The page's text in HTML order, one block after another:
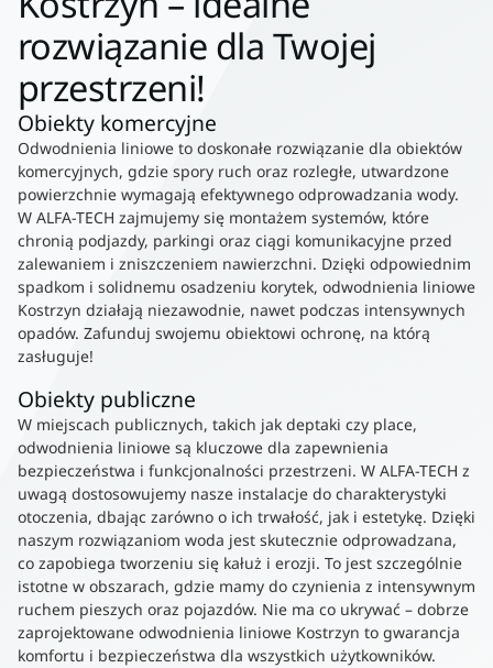
rozwiązanie dla Twojej
przestrzeni!
Obiekty komercyjne
Odwodnienia liniowe to doskonałe rozwiązanie dla obiektów
komercyjnych, gdzie spory ruch oraz rozległe, utwardzone
powierzchnie wymagają efektywnego odprowadzania wody.
W ALFA-TECH zajmujemy się montażem systemów, które
chronią podjazdy, parkingi oraz ciągi komunikacyjne przed
zalewaniem i zniszczeniem nawierzchni. Dzięki odpowiednim
spadkom i solidnemu osadzeniu korytek, odwodnienia liniowe
Kostrzyn działają niezawodnie, nawet podczas intensywnych
opadów. Zafunduj swojemu obiektowi ochronę, na którą
zasługuje!
Obiekty publiczne
W miejscach publicznych, takich jak deptaki czy place,
odwodnienia liniowe są kluczowe dla zapewnienia
bezpieczeństwa i funkcjonalności przestrzeni. W ALFA-TECH z
uwagą dostosowujemy nasze instalacje do charakterystyki
otoczenia, dbając zarówno o ich trwałość, jak i estetykę. Dzięki
naszym rozwiązaniom woda jest skutecznie odprowadzana,
co zapobiega tworzeniu się kałuż i erozji. To jest szczególnie
istotne w obszarach, gdzie mamy do czynienia z intensywnym
ruchem pieszych oraz pojazdów. Nie ma co ukrywać – dobrze
zaprojektowane odwodnienia liniowe Kostrzyn to gwarancja
komfortu i bezpieczeństwa dla wszystkich użytkowników.